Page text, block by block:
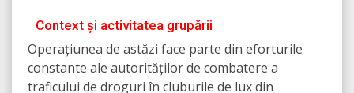
Context și activitatea grupării
Operațiunea de astăzi face parte din eforturile
constante ale autorităților de combatere a
traficului de droguri în cluburile de lux din